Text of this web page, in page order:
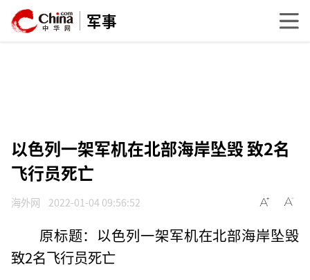
军事
以色列一架军机在北部海岸坠毁 致2名
飞行员死亡
海外网 2022-01-04 09:56:52
原标题：以色列一架军机在北部海岸坠毁
致2名飞行员死亡